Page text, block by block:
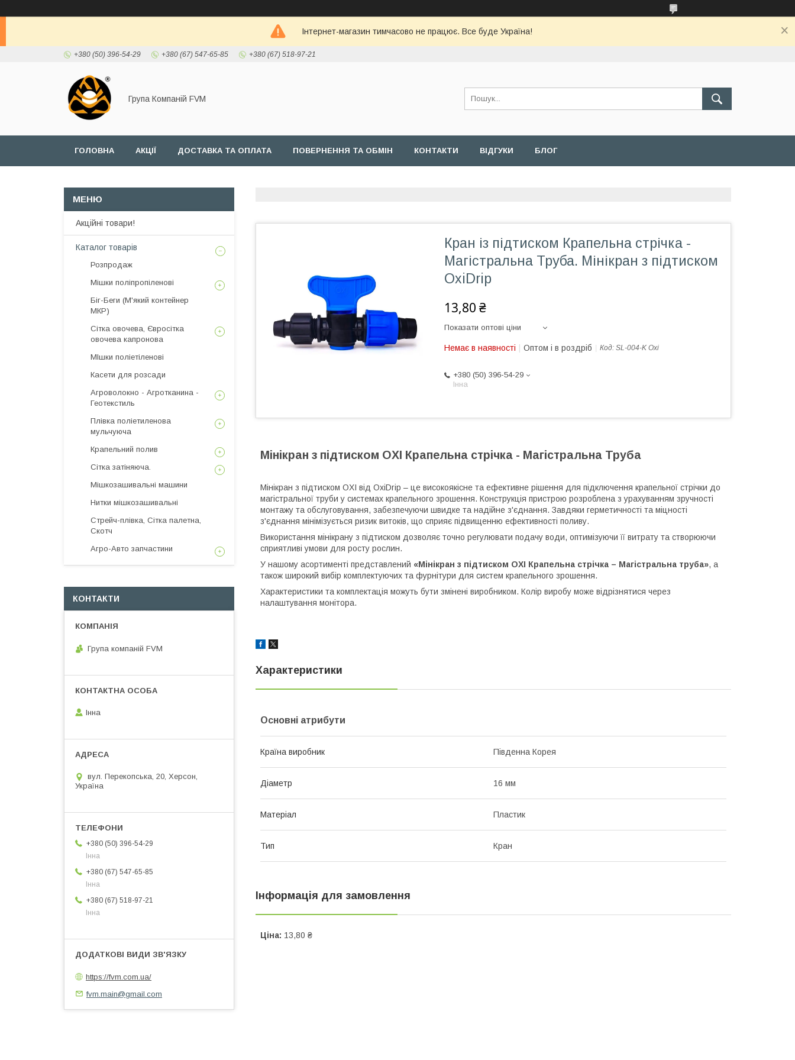
Інтернет-магазин тимчасово не працює. Все буде Україна!
+380 (50) 396-54-29 +380 (67) 547-65-85 +380 (67) 518-97-21
Група Компаній FVM
ГОЛОВНА АКЦІЇ ДОСТАВКА ТА ОПЛАТА ПОВЕРНЕННЯ ТА ОБМІН КОНТАКТИ ВІДГУКИ БЛОГ
Кран із підтиском Крапельна стрічка -
Магістральна Труба. Мінікран з підтиском
OxiDrip
13,80 ₴
Показати оптові ціни
Немає в наявності Оптом і в роздріб Код: SL-004-K Oxi
+380 (50) 396-54-29
Інна
Мінікран з підтиском OXI Крапельна стрічка - Магістральна Труба
Мінікран з підтиском OXI від OxiDrip – це високоякісне та ефективне рішення для підключення крапельної стрічки до
магістральної труби у системах крапельного зрошення. Конструкція пристрою розроблена з урахуванням зручності
монтажу та обслуговування, забезпечуючи швидке та надійне з'єднання. Завдяки герметичності та міцності
з'єднання мінімізується ризик витоків, що сприяє підвищенню ефективності поливу.
Використання мінікрану з підтиском дозволяє точно регулювати подачу води, оптимізуючи її витрату та створюючи
сприятливі умови для росту рослин.
У нашому асортименті представлений «Мінікран з підтиском OXI Крапельна стрічка – Магістральна труба», а
також широкий вибір комплектуючих та фурнітури для систем крапельного зрошення.
Характеристики та комплектація можуть бути змінені виробником. Колір виробу може відрізнятися через
налаштування монітора.
Характеристики
Основні атрибути
Країна виробник Південна Корея
Діаметр 16 мм
Матеріал Пластик
Тип Кран
Інформація для замовлення
Ціна: 13,80 ₴
Акційні товари!
Каталог товарів
Розпродаж
Мішки поліпропіленові
Біг-Беги (М'який контейнер
МКР)
Сітка овочева, Євросітка
овочева капронова
МІшки поліетіленові
Касети для розсади
Агроволокно - Агротканина -
Геотекстиль
Плівка поліетиленова
мульчуюча
Крапельний полив
Сітка затіняюча.
Мішкозашивальні машини
Нитки мішкозашивальні
Стрейч-плівка, Сітка палетна,
Скотч
Агро-Авто запчастини
КОНТАКТИ
Група компаній FVM
Інна
вул. Перекопська, 20, Херсон,
Україна
+380 (50) 396-54-29
Інна
+380 (67) 547-65-85
Інна
+380 (67) 518-97-21
Інна
https://fvm.com.ua/
fvm.main@gmail.com